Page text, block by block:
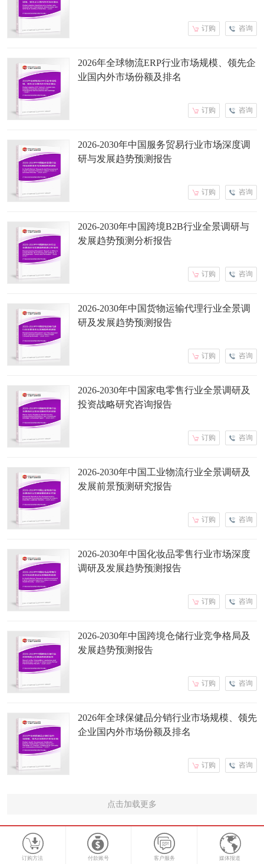
咨询
订购
2026年全球物流ERP行业市场规模、领先企
业国内外市场份额及排名
咨询
订购
2026-2030年中国服务贸易行业市场深度调
研与发展趋势预测报告
咨询
订购
2026-2030年中国跨境B2B行业全景调研与
发展趋势预测分析报告
咨询
订购
2026-2030年中国货物运输代理行业全景调
研及发展趋势预测报告
咨询
订购
2026-2030年中国家电零售行业全景调研及
投资战略研究咨询报告
咨询
订购
2026-2030年中国工业物流行业全景调研及
发展前景预测研究报告
咨询
订购
2026-2030年中国化妆品零售行业市场深度
调研及发展趋势预测报告
咨询
订购
2026-2030年中国跨境仓储行业竞争格局及
发展趋势预测报告
咨询
订购
2026年全球保健品分销行业市场规模、领先
企业国内外市场份额及排名
咨询
订购
点击加载更多
订购方法 付款账号 客户服务 媒体报道